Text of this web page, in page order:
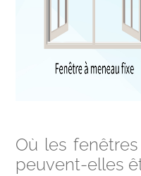
Où les
peuvent-elles